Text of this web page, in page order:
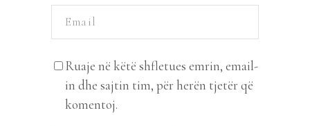
Ruaje në këtë shfletues emrin, email-
in dhe sajtin tim, për herën tjetër që
komentoj.